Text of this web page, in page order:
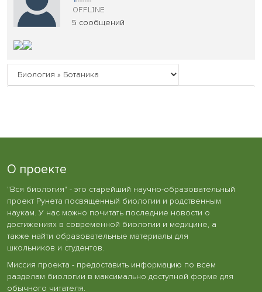
5 сообщений
О проекте
"Вся биология" - это старейший научно-образовательный
проект Рунета посвященный биологии и родственным
наукам. У нас можно почитать последние новости о
достижениях в современной биологии и медицине, а
также найти образовательные материалы для
школьников и студентов.
Миссия проекта - предоставить информацию по всем
разделам биологии в максимально доступной форме для
обычного читателя.